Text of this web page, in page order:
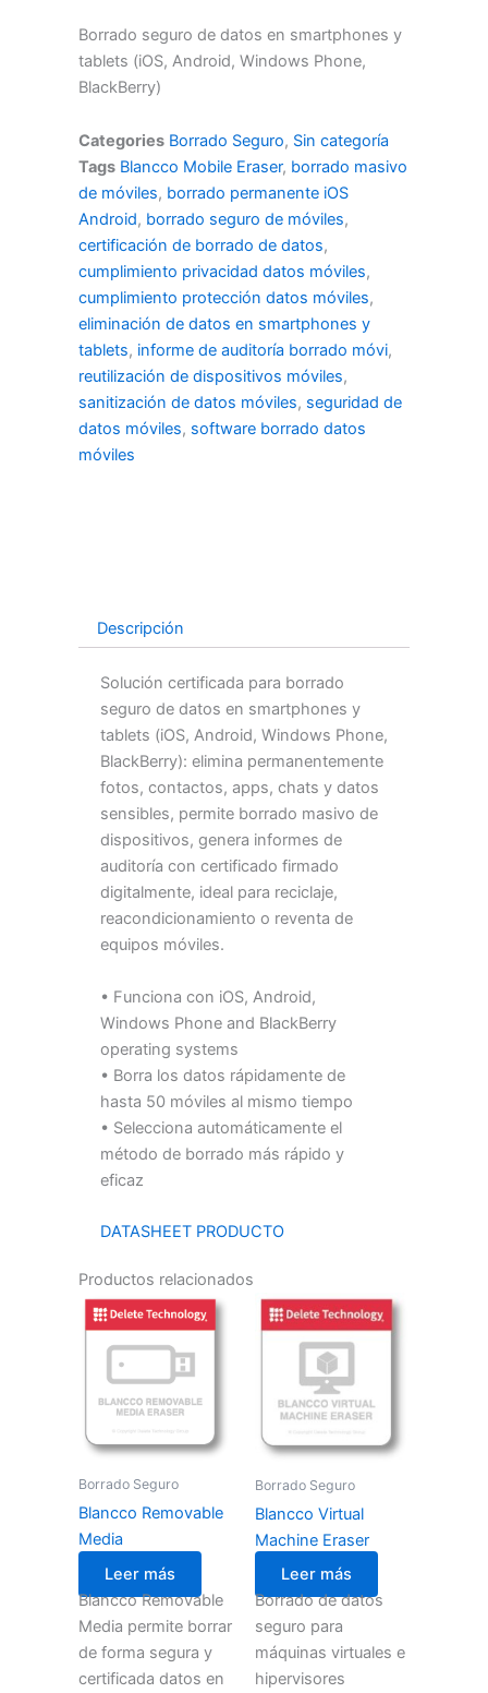
Borrado seguro de datos en smartphones y
tablets (iOS, Android, Windows Phone,
BlackBerry)
Categories Borrado Seguro, Sin categoría
Tags Blancco Mobile Eraser, borrado masivo
de móviles, borrado permanente iOS
Android, borrado seguro de móviles,
certificación de borrado de datos,
cumplimiento privacidad datos móviles,
cumplimiento protección datos móviles,
eliminación de datos en smartphones y
tablets, informe de auditoría borrado móvi,
reutilización de dispositivos móviles,
sanitización de datos móviles, seguridad de
datos móviles, software borrado datos
móviles
Descripción
Solución certificada para borrado
seguro de datos en smartphones y
tablets (iOS, Android, Windows Phone,
BlackBerry): elimina permanentemente
fotos, contactos, apps, chats y datos
sensibles, permite borrado masivo de
dispositivos, genera informes de
auditoría con certificado firmado
digitalmente, ideal para reciclaje,
reacondicionamiento o reventa de
equipos móviles.
• Funciona con iOS, Android,
Windows Phone and BlackBerry
operating systems
• Borra los datos rápidamente de
hasta 50 móviles al mismo tiempo
• Selecciona automáticamente el
método de borrado más rápido y
eficaz
DATASHEET PRODUCTO
Productos relacionados
Borrado Seguro
Blancco Removable
Media
Leer más
Blancco Removable
Media permite borrar
de forma segura y
certificada datos en
Borrado Seguro
Blancco Virtual
Machine Eraser
Leer más
Borrado de datos
seguro para
máquinas virtuales e
hipervisores